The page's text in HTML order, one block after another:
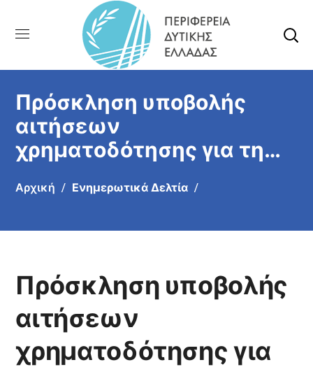
Πρόσκληση υποβολής
αιτήσεων
χρηματοδότησης για τη
στα αλιευτικά σκάφη
Αρχική Ενημερωτικά Δελτία
Πρόσκληση υποβολής
αιτήσεων
χρηματοδότησης για